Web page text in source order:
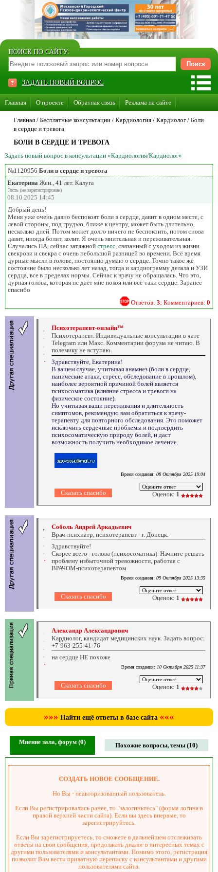
ПОИСК ПО САЙТУ:
ЗАДАТЬ НОВЫЙ ВОПРОС
Главная О проекте Обратная связь Реклама на сайте
Стать консультантом нашего сайта
Главная / Бесплатные консультации / Кардиология / Кардиолог / Боли
в сердце и тревога
БОЛИ В СЕРДЦЕ И ТРЕВОГА
Задать новый вопрос в консультации «Кардиология/Кардиолог»
№1120956 Боли в сердце и тревога
Екатерина Жен., 41 лет. Калуга
Гость (не зарегистрирован)
08.10.2025 14:45
Добрый день!
Меня уже очень давно беспокоят боли в сердце, давит в одном месте, с
левой стороны, под грудью, ближе к центру, может быть длительно,
несколько дней. Потом может долго ничего не беспокоить, потом снова
давит, иногда болит, колит. Я очень мнительная и переживательная.
Случались ПА, сейчас затяжной стресс , связанный с уходом из жизни
свекрови и свекра с очень небольшой разницей во времени. Всё время
дурные мысли в голове, постоянно думаю о сердце. Точно такое же
состояние было несколько лет назад, тогда и кардиограмму делала и УЗИ
сердца, все в пределах нормы. Сейчас к врачу не обращалась. Что это,
дурная голова, которая не даёт мне покоя или всё-таки сердце. Заранее
спасибо
Ответов: 3; Комментариев: 0
Психотерапевт-онлайн™
Психотерапевт. Индивидуальные консультации в чате
Telegram или Макс. Комментарии форума не читаю. В
полемику не вступаю.
Здравствуйте, Екатерина!
В вашем случае, учитывая анамнез (боли в сердце,
панические атаки, стресс, обследование в прошлом),
наиболее вероятной причиной болей является
психосоматика (влияние стресса и тревоги на
физическое состояние).
Но учитывая ваши переживания и длительность
симптомов, рекомендую вам обратиться к врачу-
терапевту для повторного обследования. Это поможет
исключить сердечные проблемы и подтвердить
психосоматическую природу болей, и даст
возможность получить необходимое лечение.
Время создания: 08 Октября 2025 19:04
Оценок: 1
Соболь Андрей Аркадьевич
Врач-психиатр, психотерапевт - г. Донецк.
Здравствуйте!
Скорее всего - голова (психосоматика). Начните решать
проблему избыточной тревожности, работая с
ВРАЧОМ-психотерапевтом
Время создания: 09 Октября 2025 13:35
Оценок: 1
Александр Александрович
Кардиолог, кандидат медицинских наук. Задать вопрос:
+7-963-255-41-76
на сердце НЕ похоже
Время создания: 10 Октября 2025 11:37
Оценок: 1
»»» Найти ещё ответы в базе сайта «««
Мнение зала, форум (0) Похожие вопросы, темы (10)
СОЗДАТЬ НОВОЕ СООБЩЕНИЕ.
Но Вы - неавторизованный пользователь.
Если Вы регистрировались ранее, то "залогиньтесь" (форма логина в
правой верхней части сайта). Если вы здесь впервые, то
зарегистрируйтесь.
Если Вы зарегистрируетесь, то сможете в дальнейшем отслеживать
ответы на свои сообщения, продолжать диалог в интересных темах с
другими пользователями и консультантами. Помимо этого, регистрация
позволит Вам вести приватную переписку с консультантами и другими
пользователями сайта.